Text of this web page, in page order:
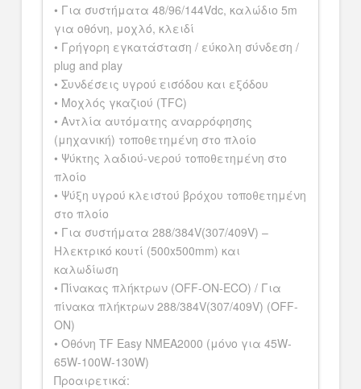
• Για συστήματα 48/96/144Vdc, καλώδιο 5m
για οθόνη, μοχλό, κλειδί
• Γρήγορη εγκατάσταση / εύκολη σύνδεση /
plug and play
• Συνδέσεις υγρού εισόδου και εξόδου
• Μοχλός γκαζιού (TFC)
• Αντλία αυτόματης αναρρόφησης
(μηχανική) τοποθετημένη στο πλοίο
• Ψύκτης λαδιού-νερού τοποθετημένη στο
πλοίο
• Ψύξη υγρού κλειστού βρόχου τοποθετημένη
στο πλοίο
• Για συστήματα 288/384V(307/409V) –
Ηλεκτρικό κουτί (500x500mm) και
καλωδίωση
• Πίνακας πλήκτρων (OFF-ON-ECO) / Για
πίνακα πλήκτρων 288/384V(307/409V) (OFF-
ON)
• Οθόνη TF Easy NMEA2000 (μόνο για 45W-
65W-100W-130W)
Προαιρετικά: